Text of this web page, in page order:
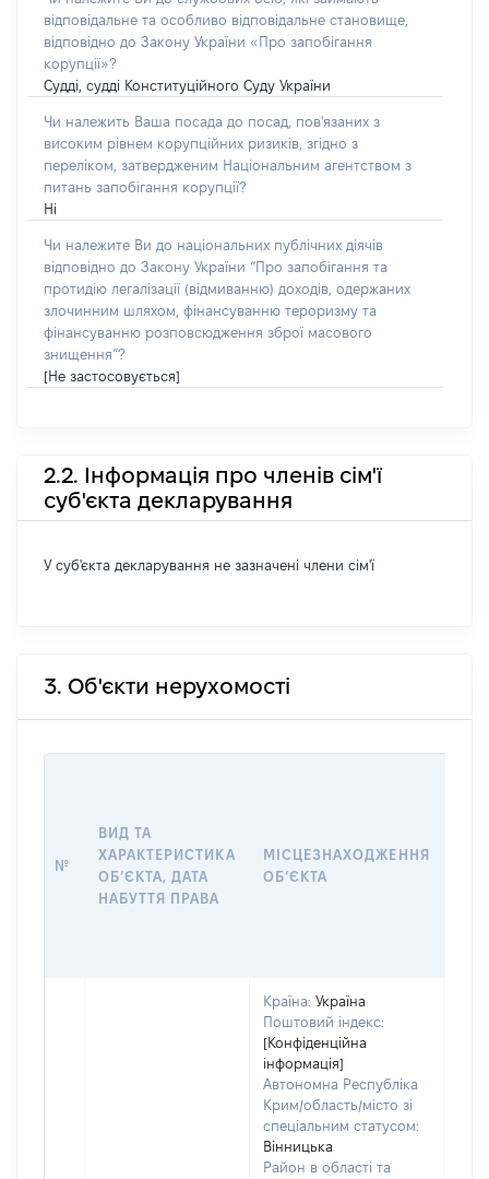
відповідальне та особливо відповідальне становище,
відповідно до Закону України «Про запобігання
корупції»?
Судді, судді Конституційного Суду України
Чи належить Ваша посада до посад, пов'язаних з
високим рівнем корупційних ризиків, згідно з
переліком, затвердженим Національним агентством з
питань запобігання корупції?
Ні
Чи належите Ви до національних публічних діячів
відповідно до Закону України “Про запобігання та
протидію легалізації (відмиванню) доходів, одержаних
злочинним шляхом, фінансуванню тероризму та
фінансуванню розповсюдження зброї масового
знищення”?
[Не застосовується]
2.2. Інформація про членів сім'ї
суб'єкта декларування
У суб'єкта декларування не зазначені члени сім'ї
3. Об'єкти нерухомості
№
ВИД ТА
ХАРАКТЕРИСТИКА
ОБʼЄКТА, ДАТА
НАБУТТЯ ПРАВА
МІСЦЕЗНАХОДЖЕННЯ
ОБʼЄКТА
Країна: Україна
Поштовий індекс:
[Конфіденційна
інформація]
Автономна Республіка
Крим/область/місто зі
спеціальним статусом:
Вінницька
Район в області та